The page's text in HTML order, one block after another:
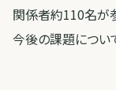
関係者約110名が
今後の課題につい